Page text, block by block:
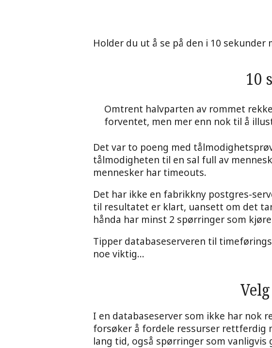
Holder du ut å se på den i 10
10
Omtrent halvparten av rommet
forventet, men mer enn nok til å
Det var to poeng med
tålmodigheten til en sal full av
mennesker har timeouts.
Det har ikke en fabrikkny postgres-
til resultatet er klart, uansett om det
hånda har minst 2 spørringer som
Tipper databaseserveren til
noe viktig...
I en databaseserver som ikke har nok
forsøker å fordele ressurser rettferdig
lang tid, også spørringer som vanligvis